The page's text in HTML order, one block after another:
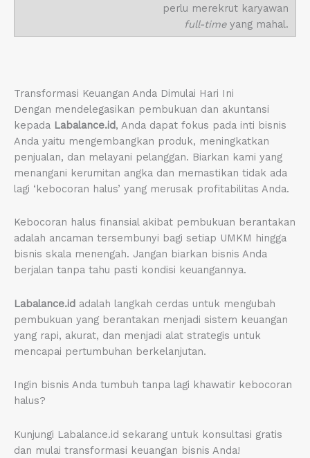
perlu merekrut karyawan
full-timeyang mahal.
Transformasi Keuangan Anda Dimulai Hari Ini
Dengan mendelegasikan pembukuan dan akuntansi
kepada Labalance.id, Anda dapat fokus pada inti bisnis
Anda yaitu mengembangkan produk, meningkatkan
penjualan, dan melayani pelanggan. Biarkan kami yang
menangani kerumitan angka dan memastikan tidak ada
lagi ‘kebocoran halus’ yang merusak profitabilitas Anda.
Kebocoran halus finansial akibat pembukuan berantakan
adalah ancaman tersembunyi bagi setiap UMKM hingga
bisnis skala menengah. Jangan biarkan bisnis Anda
berjalan tanpa tahu pasti kondisi keuangannya.
Labalance.id adalah langkah cerdas untuk mengubah
pembukuan yang berantakan menjadi sistem keuangan
yang rapi, akurat, dan menjadi alat strategis untuk
mencapai pertumbuhan berkelanjutan.
Ingin bisnis Anda tumbuh tanpa lagi khawatir kebocoran
halus?
Kunjungi Labalance.id sekarang untuk konsultasi gratis
dan mulai transformasi keuangan bisnis Anda!